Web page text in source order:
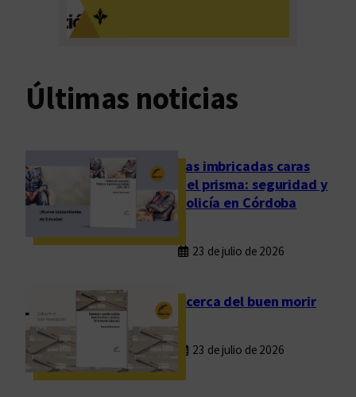
Últimas noticias
Las imbricadas caras
del prisma: seguridad y
policía en Córdoba
23 de julio de 2026
Acerca del buen morir
23 de julio de 2026